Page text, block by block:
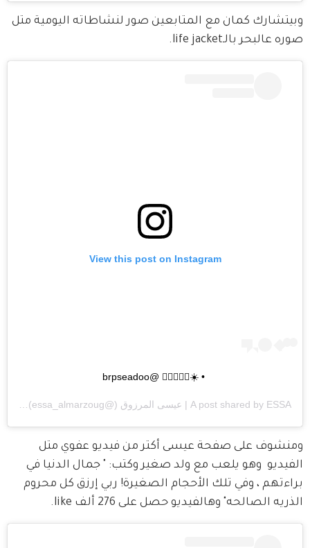
وبيتشارك كمان مع المتابعين صور لنشاطاته اليومية متل
صوره عالبحر بالـlife jacket.
View this post on Instagram
• ☀️🏄🏻‍♂️🌊🌴 @brpseadoo
A post shared by ESSA | عيسى المرزوق (@essa_almarzoug) on
ومنشوف على صفحة عيسى أكتر من فيديو عفوي متل
الفيديو  وهو يلعب مع ولد صغير وكتب: " جمال الدنيا في
براءتهم ، وفي تلك الأحجام الصغيرة! ربي إرزق كل محروم
الذريه الصالحه" وهالفيديو حصل على 276 ألف like.